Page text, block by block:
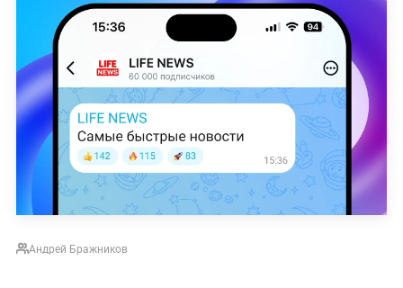
Андрей Бражников